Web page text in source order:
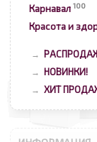
Карнавал 100
Красота и
→
→ НОВИНКИ!
→ ХИТ